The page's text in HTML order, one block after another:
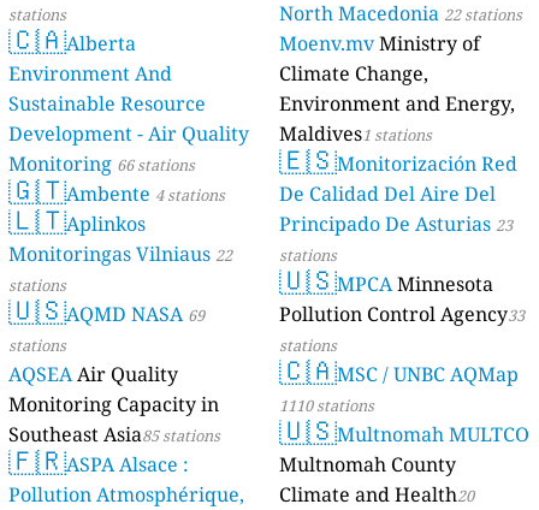
stations
🇨🇦Alberta
Environment And
Sustainable Resource
Development - Air Quality
Monitoring 66 stations
🇬🇹Ambente 4 stations
🇱🇹Aplinkos
Monitoringas Vilniaus 22
stations
🇺🇸AQMD NASA 69
stations
AQSEAAir Quality
Monitoring Capacity in
Southeast Asia85 stations
🇫🇷ASPA Alsace :
Pollution Atmosphérique,
North Macedonia 22 stations
Moenv.mvMinistry of
Climate Change,
Environment and Energy,
Maldives1 stations
🇪🇸Monitorización Red
De Calidad Del Aire Del
Principado De Asturias 23
stations
🇺🇸MPCAMinnesota
Pollution Control Agency33
stations
🇨🇦MSC / UNBC AQMap
1110 stations
🇺🇸Multnomah MULTCO
Multnomah County
Climate and Health20